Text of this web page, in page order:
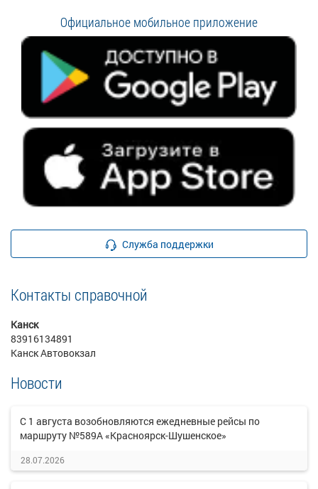
Официальное мобильное приложение
Служба поддержки
Контакты справочной
Канск
83916134891
Канск Автовокзал
Новости
С 1 августа возобновляются ежедневные рейсы по
маршруту №589А «Красноярск-Шушенское»
28.07.2026